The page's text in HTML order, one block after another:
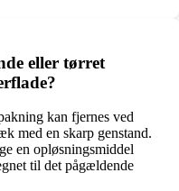
eller tørret
kan fjernes ved
med en skarp genstand.
en opløsningsmiddel
til det pågældende